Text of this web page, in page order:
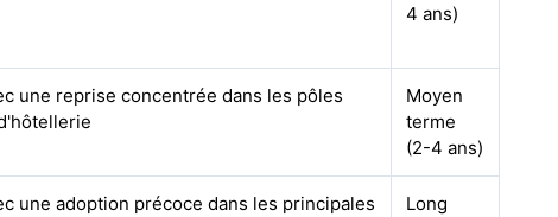
4 ans)
une reprise concentrée dans les pôles
Moyen
terme
(2-4 ans)
une adoption précoce dans les principales
Long